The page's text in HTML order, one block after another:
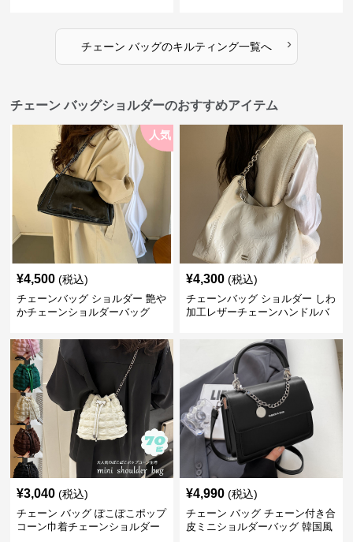
チェーン バッグのキルティング一覧へ ›
チェーン バッグショルダーのおすすめアイテム
人気
¥4,500 (税込)
チェーンバッグ ショルダー 艶や
かチェーンショルダーバッグ
¥4,300 (税込)
チェーンバッグ ショルダー しわ
加工レザーチェーンハンドルバ
¥3,040 (税込)
チェーン バッグ ぽこぽこポップ
コーン巾着チェーンショルダー
¥4,990 (税込)
チェーン バッグ チェーン付き合
皮ミニショルダーバッグ 韓国風